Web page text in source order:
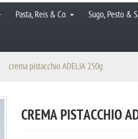
Pasta, Reis & Co. Sugo, Pesto &
crema pistacchio ADELIA 250g
CREMA PISTACCHIO